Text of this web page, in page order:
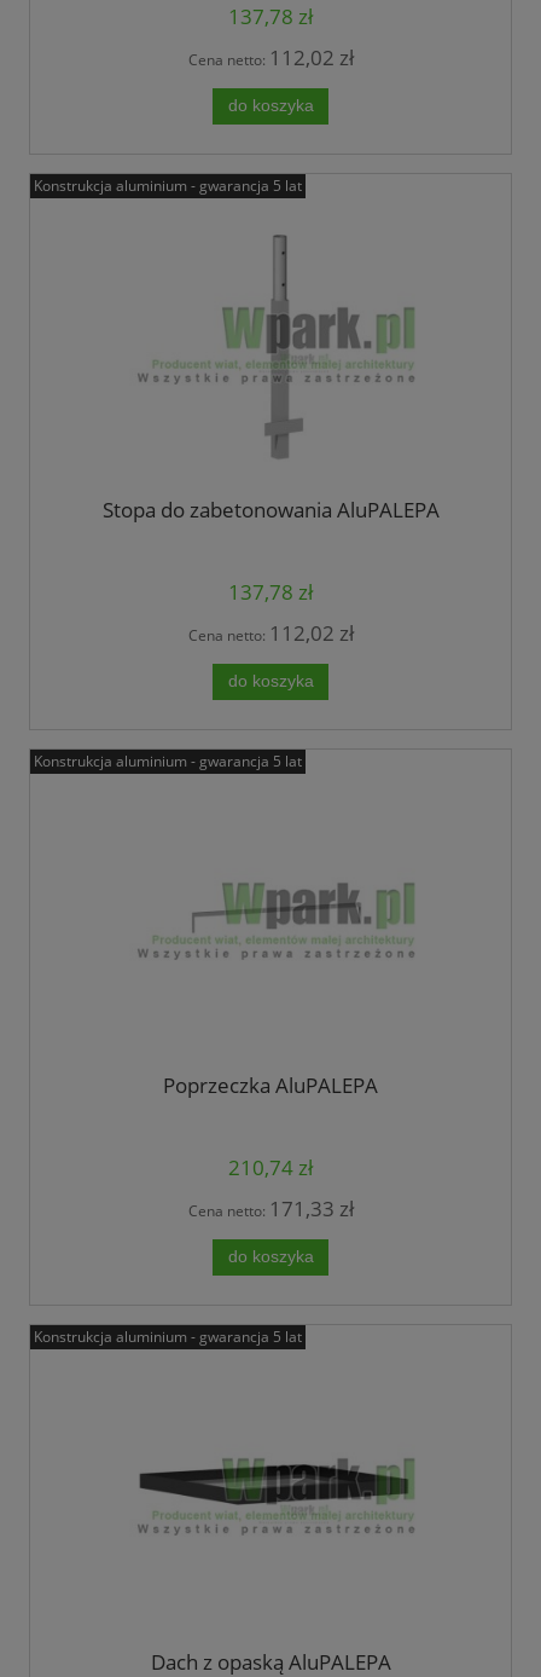
137,78 zł
Cena netto: 112,02 zł
do koszyka
Stopa do zabetonowania AluPALEPA
137,78 zł
Cena netto: 112,02 zł
do koszyka
Konstrukcja aluminium - gwarancja 5 lat
Poprzeczka AluPALEPA
210,74 zł
Cena netto: 171,33 zł
do koszyka
Konstrukcja aluminium - gwarancja 5 lat
Dach z opaską AluPALEPA
Konstrukcja aluminium - gwarancja 5 lat